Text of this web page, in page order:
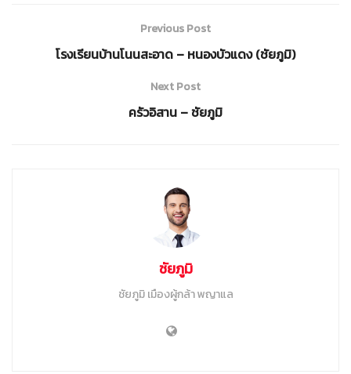
Previous Post
โรงเรียนบ้านโนนสะอาด – หนองบัวแดง (ชัยภูมิ)
Next Post
ครัวอิสาน – ชัยภูมิ
ชัยภูมิ
ชัยภูมิ เมืองผู้กล้า พญาแล